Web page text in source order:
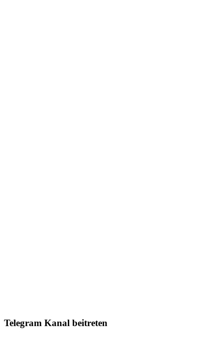
Telegram Kanal beitreten